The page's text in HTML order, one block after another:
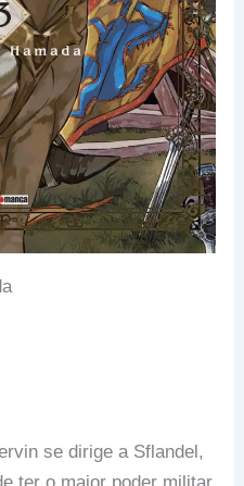
se dirige a Sflandel,
ter o maior poder militar